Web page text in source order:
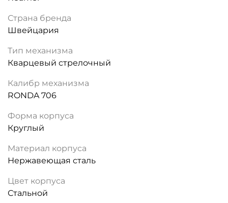
Страна бренда
Швейцария
Тип механизма
Кварцевый стрелочный
Калибр механизма
RONDA 706
Форма корпуса
Круглый
Материал корпуса
Нержавеющая сталь
Цвет корпуса
Стальной